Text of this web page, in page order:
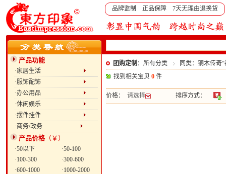
品牌监制 正品保障 7天无理由退换货
产品功能
·家居生活
·服饰配饰
·办公用品
·休闲娱乐
·摆件挂件
·商务/政务
产品价格（￥）
·50以下
·50-100
·100-300
·300-600
·600-1000
·1000-2000
团购定制 ：所有分类
同类：铜木传奇
找到相关宝贝 0 件
价格： 请选择 排序方式：